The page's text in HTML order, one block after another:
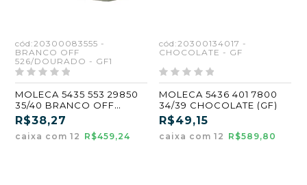
cód:20300083555 -
BRANCO OFF
526/DOURADO - GF1
MOLECA 5435 553 29850
35/40 BRANCO OFF
526/DOURADO (GF1)
R$38,27
caixa com 12 R$459,24
cód:20300134017 -
CHOCOLATE - GF
MOLECA 5436 401 7800
34/39 CHOCOLATE (GF)
R$49,15
caixa com 12 R$589,80